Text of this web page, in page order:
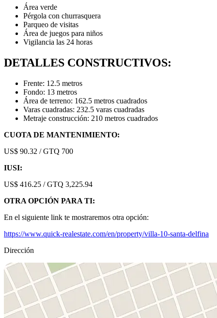
Área verde
Pérgola con churrasquera
Parqueo de visitas
Área de juegos para niños
Vigilancia las 24 horas
DETALLES CONSTRUCTIVOS:
Frente: 12.5 metros
Fondo: 13 metros
Área de terreno: 162.5 metros cuadrados
Varas cuadradas: 232.5 varas cuadradas
Metraje construcción: 210 metros cuadrados
CUOTA DE MANTENIMIENTO:
US$ 90.32 / GTQ 700
IUSI:
US$ 416.25 / GTQ 3,225.94
OTRA OPCIÓN PARA TI:
En el siguiente link te mostraremos otra opción:
https://www.quick-realestate.com/en/property/villa-10-santa-delfina
Dirección